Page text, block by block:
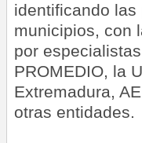
identificando
municipios, con
por
PROMEDIO, la
Extremadura,
otras entidades.